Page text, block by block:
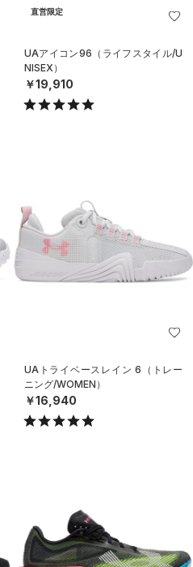
直営限定
UAアイコン96（ライフスタイル/U
NISEX）
￥19,910
UAトライベースレイン 6（トレー
ニング/WOMEN）
￥16,940